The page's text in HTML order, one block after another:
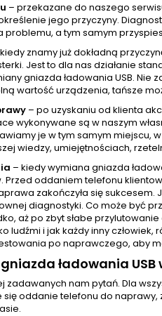
– przekazane do naszego
jego przyczyny.
a tym samym
znamy już dokładną
Jest to dla nas działanie
gniazda ładowania USB. Nie
wartość urządzenia, tańsze
– po uzyskaniu od klienta
wykonywane są w naszym
je w tym samym miejscu,
wiedzy, umiejętnościach,
– kiedy wymiana gniazda
oddaniem telefonu
zakończyła się
diagnostyki. Co może być
aż po zbyt słabe
ludźmi i jak każdy inny
po naprawczego, aby
ładowania USB
zadawanych nam pytań. Dla
oddanie telefonu do naprawy,